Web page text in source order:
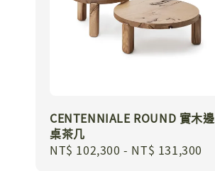
CENTENNIALE ROUND 實木邊
桌茶几
Regular
NT$ 102,300 - NT$ 131,300